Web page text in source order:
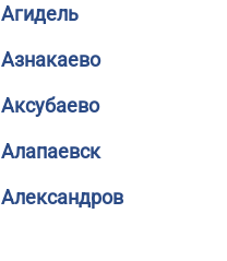
Агидель
Азнакаево
Аксубаево
Алапаевск
Александров